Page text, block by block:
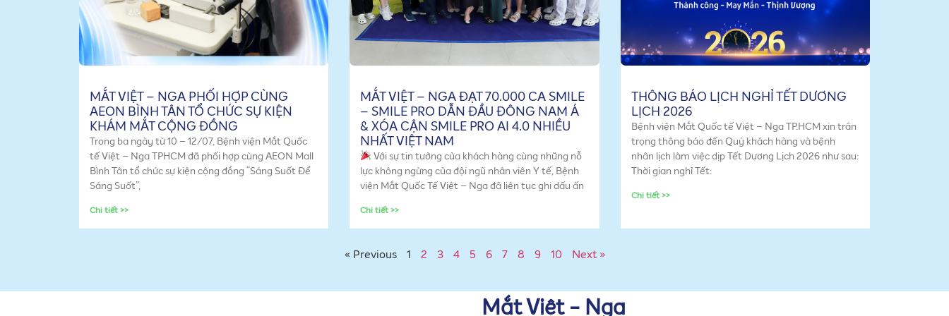
MẮT VIỆT – NGA PHỐI HỢP CÙNG
AEON BÌNH TÂN TỔ CHỨC SỰ KIỆN
KHÁM MẮT CỘNG ĐỒNG
Trong ba ngày từ 10 – 12/07, Bệnh viện Mắt Quốc
tế Việt – Nga TPHCM đã phối hợp cùng AEON Mall
Bình Tân tổ chức sự kiện cộng đồng “Sáng Suốt Để
Sáng Suốt”,
Chi tiết >>
MẮT VIỆT – NGA ĐẠT 70.000 CA SMILE
– SMILE PRO DẪN ĐẦU ĐÔNG NAM Á
& XÓA CẬN SMILE PRO AI 4.0 NHIỀU
NHẤT VIỆT NAM
Với sự tin tưởng của khách hàng cùng những nỗ
lực không ngừng của đội ngũ nhân viên Y tế, Bệnh
viện Mắt Quốc Tế Việt – Nga đã liên tục ghi dấu ấn
Chi tiết >>
THÔNG BÁO LỊCH NGHỈ TẾT DƯƠNG
LỊCH 2026
Bệnh viện Mắt Quốc tế Việt – Nga TP.HCM xin trân
trọng thông báo đến Quý khách hàng và bệnh
nhân lịch làm việc dịp Tết Dương Lịch 2026 như sau:
Thời gian nghỉ Tết:
Chi tiết >>
« Previous 1 2 3 4 5 6 7 8 9 10 Next »
Mắt Việt - Nga